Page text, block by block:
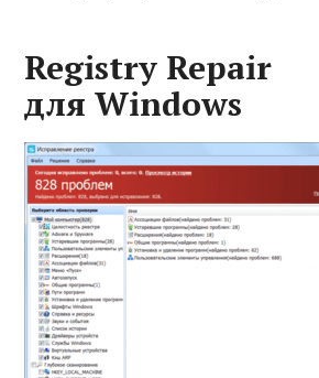
Registry Repair
для Windows